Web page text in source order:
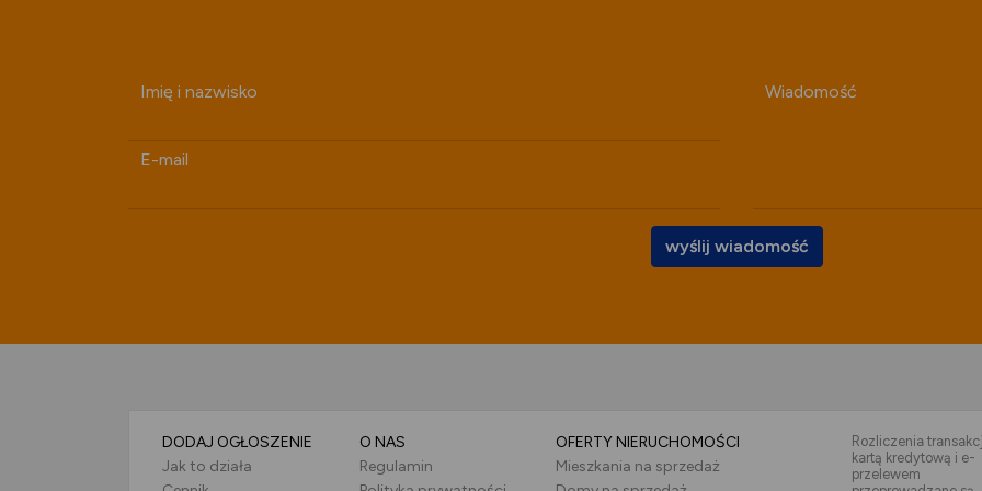
Imię i nazwisko
E-mail
Wiadomość
wyślij wiadomość
DODAJ OGŁOSZENIE
Jak to działa
O NAS
Regulamin
OFERTY NIERUCHOMOŚCI
Mieszkania na sprzedaż
Rozliczenia
kartą kredytową i e-
przelewem